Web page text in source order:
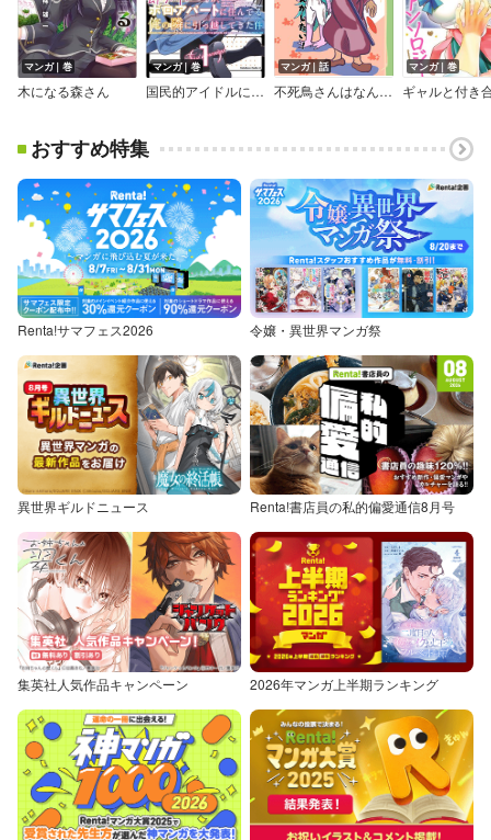
マンガ｜巻
木になる森さん
マンガ｜巻
国民的アイドルになった幼馴染みが、ボロアパートに住んでる俺の隣に引っ越してきた件
マンガ｜話
不死鳥さんはなんかしたい！
マンガ｜巻
おすすめ特集
Renta!サマフェス2026 令嬢・異世界マンガ祭
異世界ギルドニュース Renta!書店員の私的偏愛通信8月号
集英社人気作品キャンペーン 2026年マンガ上半期ランキング